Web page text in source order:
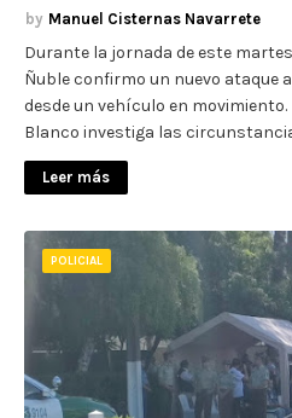
Manuel Cisternas Navarrete
Durante la jornada de este
Ñuble confirmo un nuevo ataque
desde un vehículo en
Blanco investiga las
Leer más
POLICIAL